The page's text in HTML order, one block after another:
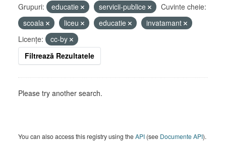
Grupuri: educatie servicii-publice
Cuvinte cheie:
scoala
liceu educatie
invatamant
Licenţe:
cc-by
Filtrează Rezultatele
Please try another search.
You can also access this registry using theAPI (see Documente API).